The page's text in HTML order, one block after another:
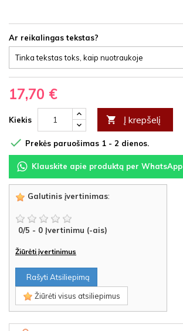
Ar reikalingas tekstas?
17,70 €
Kiekis  Į krepšelį
 Prekės paruošimas 1 - 2 dienos.
Klauskite apie produktą per WhatsApp
Galutinis įvertinimas:
0/5 - 0 Įvertinimu (-ais)
Žiūrėti įvertinimus
Rašyti Atsiliepimą
Žiūrėti visus atsiliepimus